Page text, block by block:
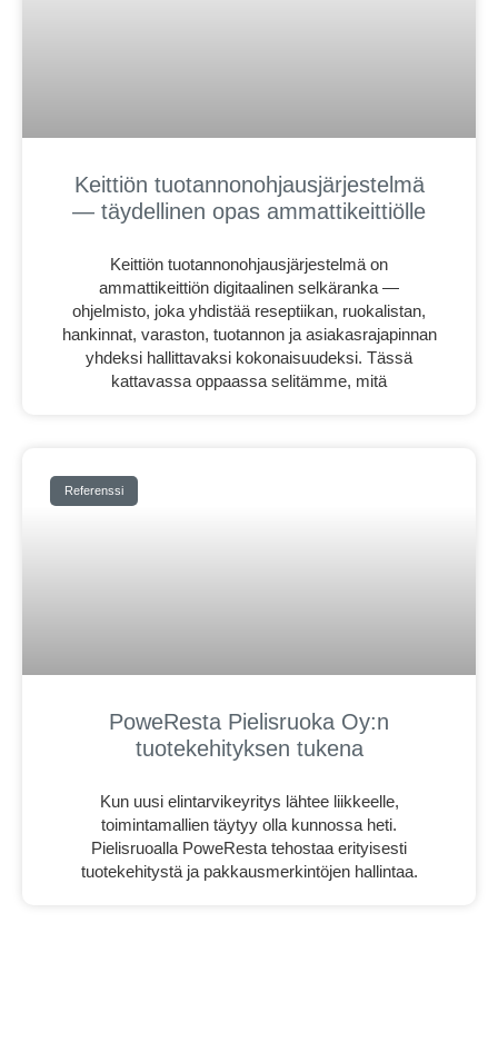
Keittiön tuotannonohjausjärjestelmä
— täydellinen opas ammattikeittiölle
Keittiön tuotannonohjausjärjestelmä on
ammattikeittiön digitaalinen selkäranka —
ohjelmisto, joka yhdistää reseptiikan, ruokalistan,
hankinnat, varaston, tuotannon ja asiakasrajapinnan
yhdeksi hallittavaksi kokonaisuudeksi. Tässä
kattavassa oppaassa selitämme, mitä
Referenssi
PoweResta Pielisruoka Oy:n
tuotekehityksen tukena
Kun uusi elintarvikeyritys lähtee liikkeelle,
toimintamallien täytyy olla kunnossa heti.
Pielisruoalla PoweResta tehostaa erityisesti
tuotekehitystä ja pakkausmerkintöjen hallintaa.